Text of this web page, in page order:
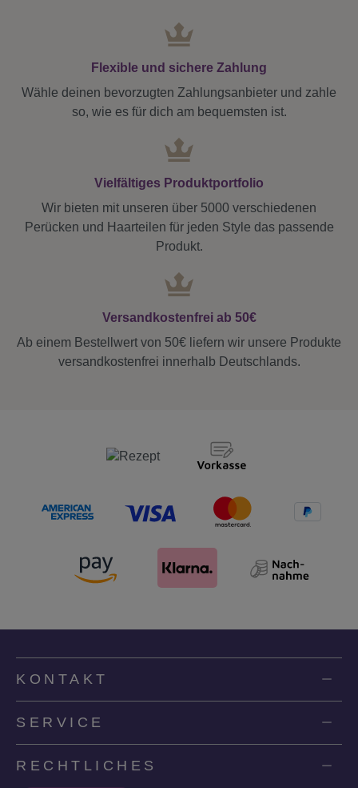
Flexible und sichere Zahlung
Wähle deinen bevorzugten Zahlungsanbieter und zahle
so, wie es für dich am bequemsten ist.
Vielfältiges Produktportfolio
Wir bieten mit unseren über 5000 verschiedenen
Perücken und Haarteilen für jeden Style das passende
Produkt.
Versandkostenfrei ab 50€
Ab einem Bestellwert von 50€ liefern wir unsere Produkte
versandkostenfrei innerhalb Deutschlands.
KONTAKT
SERVICE
RECHTLICHES